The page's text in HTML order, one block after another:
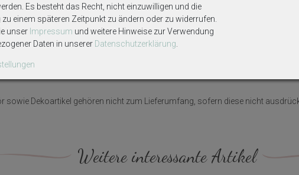
cm.
sowie Dekoartikel gehören nicht zum Lieferumfang, sofern diese nicht
Weitere interessante Artikel
Es besteht das Recht, nicht einzuwilligen und die
zu einem späteren Zeitpunkt zu ändern oder zu widerrufen.
unser Impressum und weitere Hinweise zur Verwendung
Daten in unserer Daten­schutz­erklärung